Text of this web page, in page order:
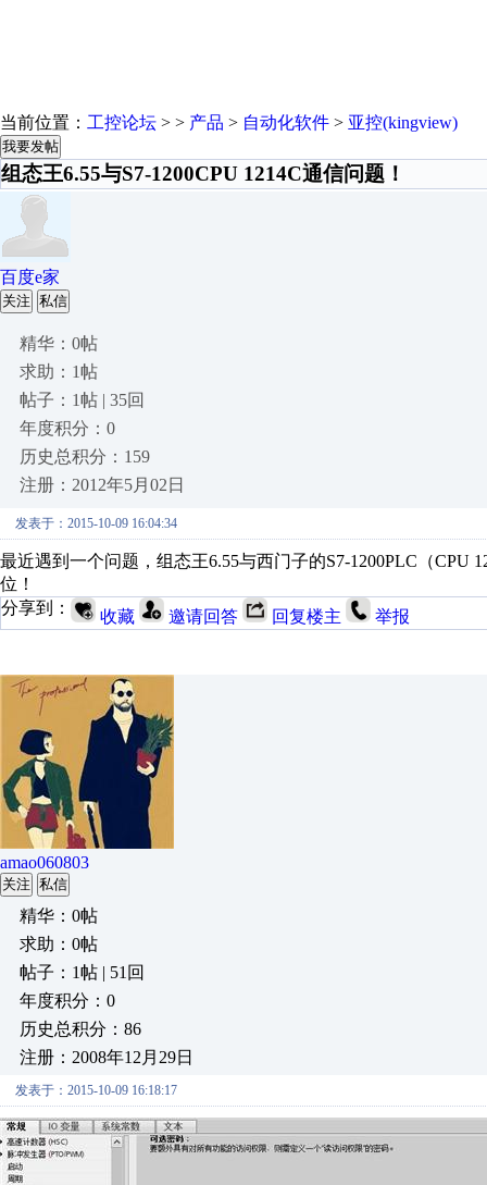
当前位置： 工控论坛 > > 产品 > 自动化软件 > 亚控(kingview)
我要发帖
组态王6.55与S7-1200CPU 1214C通信问题！
百度e家
关注 私信
精华：0帖
求助：1帖
帖子：1帖 | 35回
年度积分：0
历史总积分：159
注册：2012年5月02日
发表于：2015-10-09 16:04:34
最近遇到一个问题，组态王6.55与西门子的S7-1200PLC（
位！
分享到：
收藏 邀请回答 回复楼主 举报
amao060803
关注 私信
精华：0帖
求助：0帖
帖子：1帖 | 51回
年度积分：0
历史总积分：86
注册：2008年12月29日
发表于：2015-10-09 16:18:17